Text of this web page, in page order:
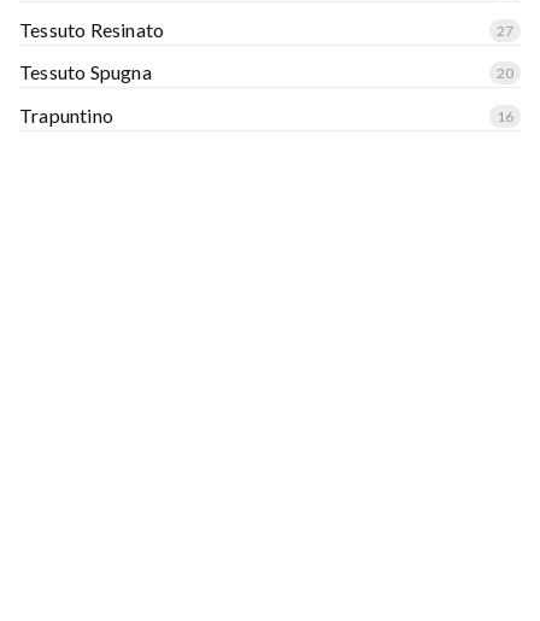
Tessuto Resinato 27
Tessuto Spugna 20
Trapuntino 16